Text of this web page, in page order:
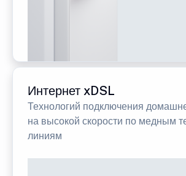
Интернет xDSL
Технологий подключения
на высокой скорости по медным
линиям